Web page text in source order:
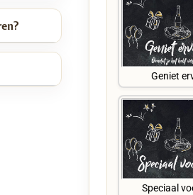
Geniet
Speciaal